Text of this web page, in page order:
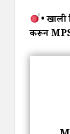
•
करून